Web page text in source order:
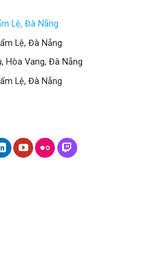
Lệ, Đà Nẵng
Lệ, Đà Nẵng
Hòa Vang, Đà Nẵng
Lệ, Đà Nẵng